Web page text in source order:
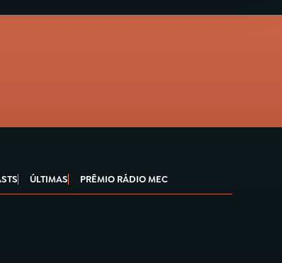
ÚLTIMAS PRÊMIO RÁDIO MEC